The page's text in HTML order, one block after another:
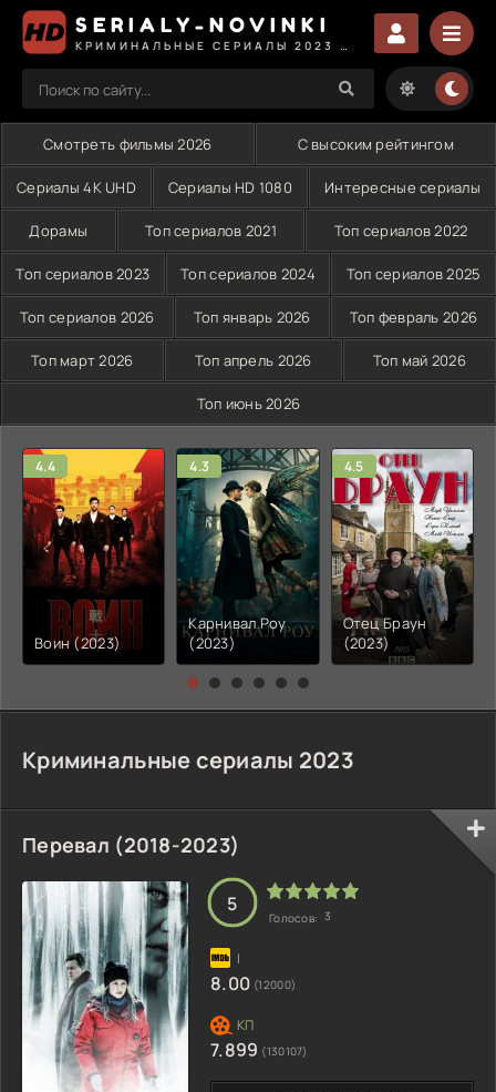
SERIALY-NOVINKI
Смотреть фильмы 2026 С высоким рейтингом
Сериалы 4K UHD Сериалы HD 1080 Интересные сериалы
Дорамы Топ сериалов 2021 Топ сериалов 2022
Топ сериалов 2023 Топ сериалов 2024 Топ сериалов 2025
Топ сериалов 2026 Топ январь 2026 Топ февраль 2026
Топ март 2026 Топ апрель 2026 Топ май 2026
Топ июнь 2026
4.4
Воин (2023)
4.3
Карнивал Роу
(2023)
4.5
Отец Браун
(2023)
Криминальные сериалы 2023
Перевал (2018-2023)
5
Голосов: 3
8.00 (12000)
7.899 (130107)